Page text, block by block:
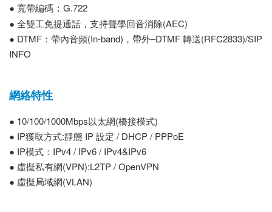
● 寬帶編碼 ： G.722
● 全雙工免提通話，支持聲學回音消除(AEC)
● DTMF：帶內音頻(In-band)，帶外–DTMF 轉送(RFC2833)/SIP
INFO
網絡特性
● 10/100/1000Mbps以太網(橋接模式)
● IP獲取方式:靜態 IP 設定 / DHCP / PPPoE
● IP模式：IPv4 / IPv6 / IPv4&IPv6
● 虛擬私有網(VPN):L2TP / OpenVPN
● 虛擬局域網(VLAN)